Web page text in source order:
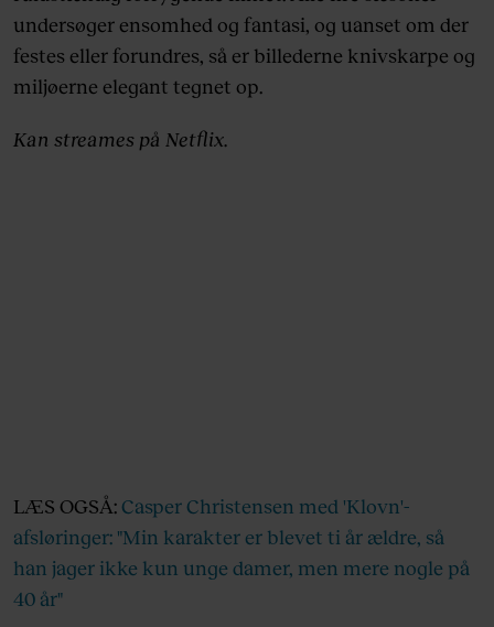
undersøger ensomhed og fantasi, og uanset om der
festes eller forundres, så er billederne knivskarpe og
miljøerne elegant tegnet op.
Kan streames på Netflix.
LÆS OGSÅ:Casper Christensen med 'Klovn'-
afsløringer: "Min karakter er blevet ti år ældre, så
han jager ikke kun unge damer, men mere nogle på
40 år"